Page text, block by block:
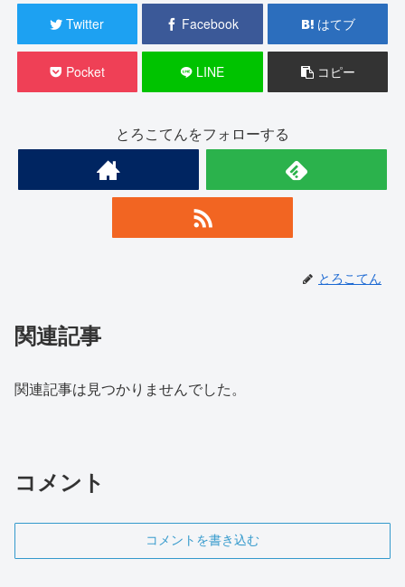
Twitter Facebook はてブ
Pocket LINE コピー
とろこてんをフォローする
とろこてん
関連記事
関連記事は見つかりませんでした。
コメント
コメントを書き込む